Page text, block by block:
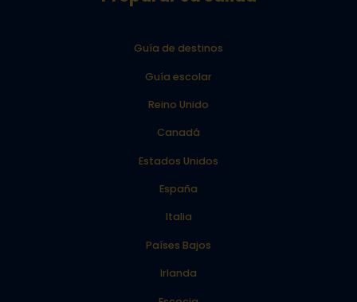
Guía de destinos
Guía escolar
Reino Unido
Canadá
Estados Unidos
España
Italia
Países Bajos
Irlanda